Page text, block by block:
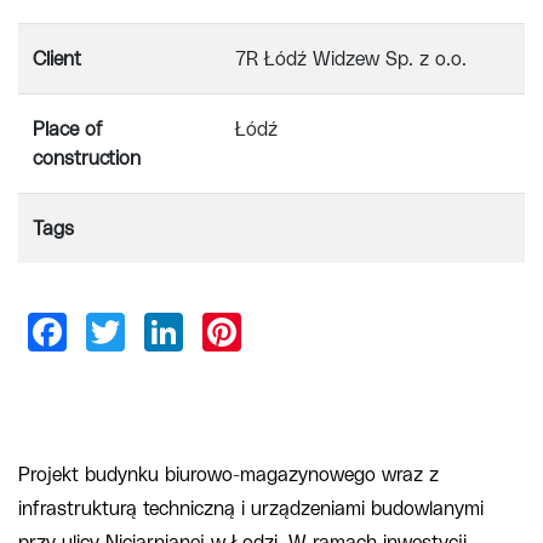
Client 7R Łódź Widzew Sp. z o.o.
Place of
construction
Łódź
Tags
Projekt budynku biurowo-magazynowego wraz z
infrastrukturą techniczną i urządzeniami budowlanymi